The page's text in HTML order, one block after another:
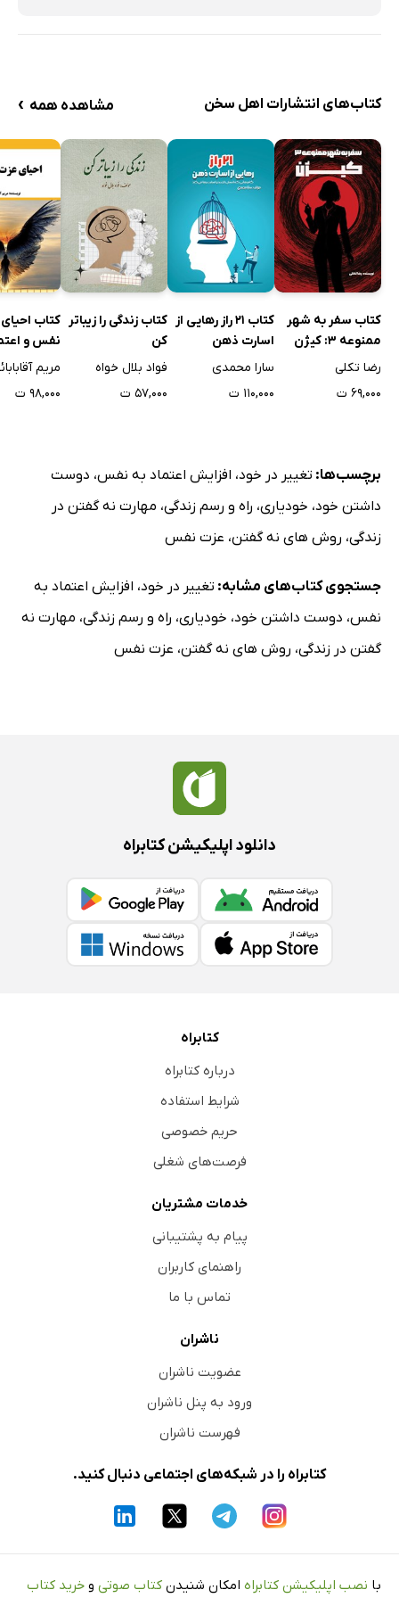
کتاب‌های انتشارات اهل سخن مشاهده همه ›
کتاب سفر به شهر
ممنوعه 3: کیژن
رضا تکلی
۶۹,۰۰۰ ت
کتاب 21 راز رهایی از
اسارت ذهن
سارا محمدی
۱۱۰,۰۰۰ ت
کتاب زندگی را زیباتر
کن
فواد بلال خواه
۵۷,۰۰۰ ت
کتاب
نفس و
نفس
مریم
۹۸,۰۰۰ ت
برچسب‌ها: تغییر در خود، افزایش اعتماد به نفس، دوست
داشتن خود، خودیاری، راه و رسم زندگی، مهارت نه گفتن در
زندگی، روش های نه گفتن، عزت نفس
جستجوی کتاب‌های مشابه: تغییر در خود، افزایش اعتماد به
نفس، دوست داشتن خود، خودیاری، راه و رسم زندگی، مهارت نه
گفتن در زندگی، روش های نه گفتن، عزت نفس
دانلود اپلیکیشن کتابراه
کتابراه
درباره کتابراه
شرایط استفاده
حریم خصوصی
فرصت‌های شغلی
خدمات مشتریان
پیام به پشتیبانی
راهنمای کاربران
تماس با ما
ناشران
عضویت ناشران
ورود به پنل ناشران
فهرست ناشران
کتابراه را در شبکه‌های اجتماعی دنبال کنید.
با نصب اپلیکیشن کتابراه امکان شنیدن کتاب صوتی و خرید کتاب